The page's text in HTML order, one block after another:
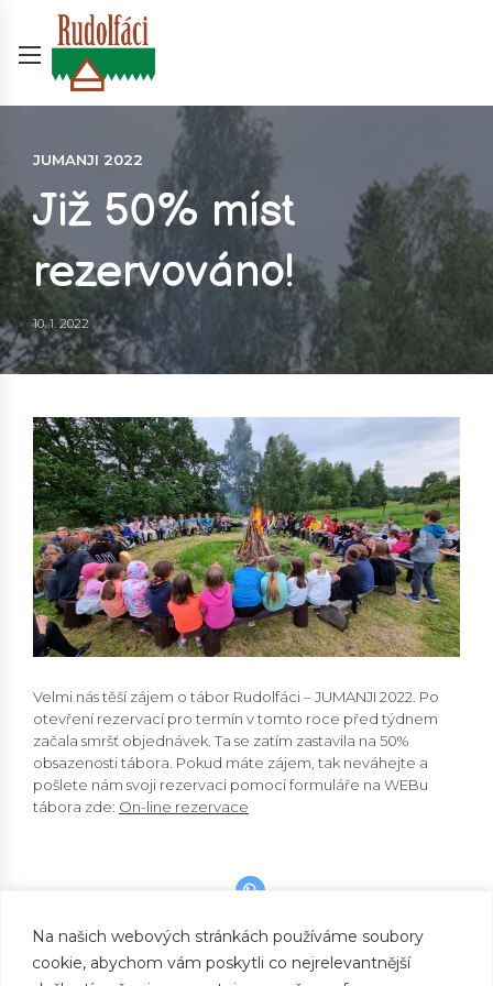
Na našich webových stránkách používáme soubory
cookie, abychom vám poskytli co nejrelevantnější
JUMANJI 2022
Již 50% míst
rezervováno!
10. 1. 2022
Velmi nás těší zájem o tábor Rudolfáci – JUMANJI 2022. Po
otevření rezervací pro termín v tomto roce před týdnem
začala smršť objednávek. Ta se zatím zastavila na 50%
obsazenosti tábora. Pokud máte zájem, tak neváhejte a
pošlete nám svoji rezervaci pomocí formuláře na WEBu
tábora zde: On-line rezervace
PREVIOUS
JUMANJI 2022